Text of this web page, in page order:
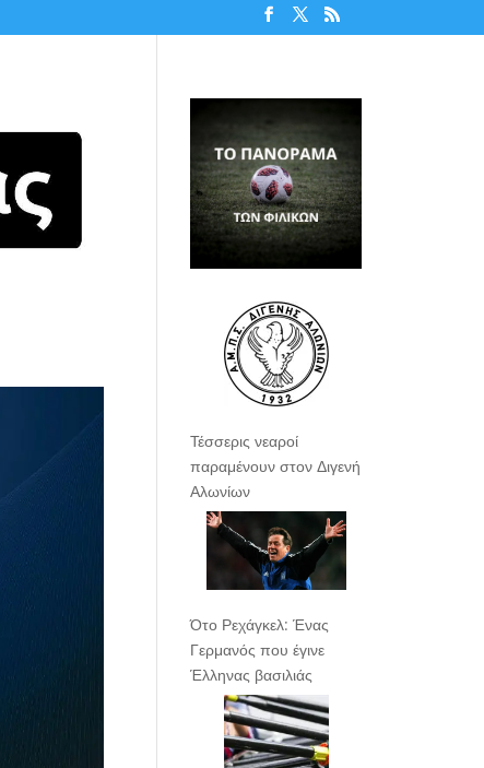
Τέσσερις νεαροί
παραμένουν στον Διγενή
Αλωνίων
Ότο Ρεχάγκελ: Ένας
Γερμανός που έγινε
Έλληνας βασιλιάς